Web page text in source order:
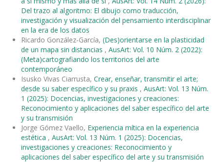
Del trazo al algoritmo: El dibujo como traducción,
investigación y visualización del pensamiento interdisciplinar
en la era de los datos
Ricardo González-García, (Des)orientarse en la plasticidad
de un mapa sin distancias , AusArt: Vol. 10 Núm. 2 (2022):
(Meta)cartografiando los territorios del arte
contemporáneo
Isusko Vivas Ciarrusta, Crear, enseñar, transmitir el arte;
desde su saber específico y su praxis , AusArt: Vol. 13 Núm.
1 (2025): Docencias, investigaciones y creaciones:
Reconocimiento y aplicaciones del saber específico del arte
y su transmisión
Jorge Gómez Vaello, Experiencia mítica en la experiencia
estética , AusArt: Vol. 13 Núm. 1 (2025): Docencias,
investigaciones y creaciones: Reconocimiento y
aplicaciones del saber específico del arte y su transmisión